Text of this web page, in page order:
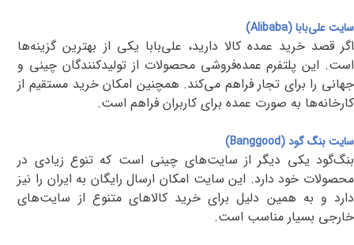
سایتعلی‌بابا(Alibaba)
اگر قصد خرید عمده کالا دارید، علی‌بابا یکی از بهترین گزینه‌ها
است. این پلتفرم عمده‌فروشی محصولات از تولیدکنندگان چینی و
جهانی را برای تجار فراهم می‌کند. همچنین امکان خرید مستقیم از
کارخانه‌ها به صورت عمده برای کاربران فراهم است.
سایت بنگ‌ گود(Banggood)
بنگ‌گود یکی دیگر از سایت‌های چینی است که تنوع زیادی در
محصولات خود دارد. این سایت امکان ارسال رایگان به ایران را نیز
دارد و به همین دلیل برای خرید کالاهای متنوع از سایت‌های
خارجی بسیار مناسب است.